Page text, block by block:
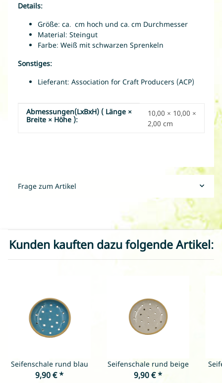
Details:
Größe: ca. cm hoch und ca. cm Durchmesser
Material: Steingut
Farbe: Weiß mit schwarzen Sprenkeln
Sonstiges:
Lieferant: Association for Craft Producers (ACP)
Produkteigenschaft
Wert
Abmessungen(LxBxH) ( Länge ×
Breite × Höhe ):
10,00 × 10,00 ×
2,00 cm
Frage zum Artikel
Kunden kauften dazu folgende Artikel:
Seifenschale rund blau
9,90 €*
Seifenschale rund beige
9,90 €*